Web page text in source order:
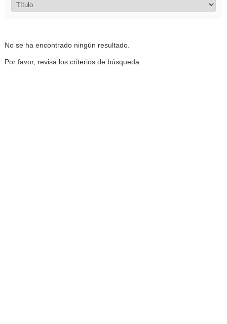
No se ha encontrado ningún resultado.
Por favor, revisa los criterios de búsqueda.